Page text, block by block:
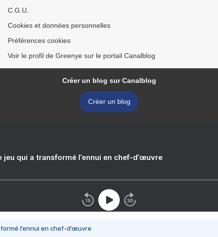
C.G.U.
Cookies et données personnelles
Préférences cookies
Voir le profil de Greenye sur le portail Canalblog
Créer un blog sur Canalblog
Créer un blog
jeu qui a transformé l’ennui en chef-d’œuvre
l’ennui en chef-d’œuvre